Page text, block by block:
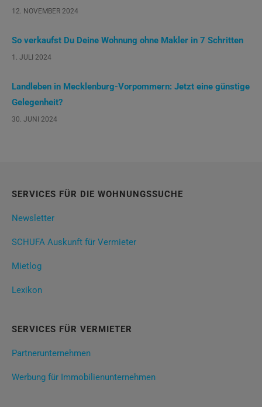
12. NOVEMBER 2024
So verkaufst Du Deine Wohnung ohne Makler in 7 Schritten
1. JULI 2024
Landleben in Mecklenburg-Vorpommern: Jetzt eine günstige
Gelegenheit?
30. JUNI 2024
SERVICES FÜR DIE WOHNUNGSSUCHE
Newsletter
SCHUFA Auskunft für Vermieter
Mietlog
Lexikon
SERVICES FÜR VERMIETER
Partnerunternehmen
Werbung für Immobilienunternehmen